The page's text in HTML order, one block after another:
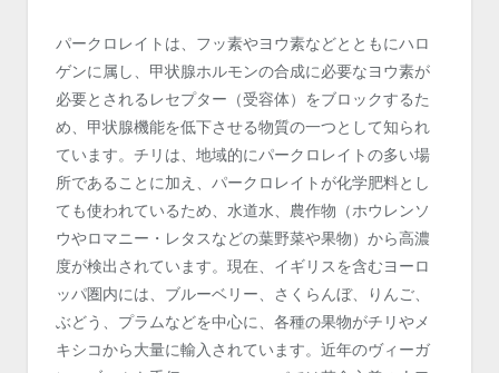
パークロレイトは、フッ素やヨウ素などとともにハロ
ゲンに属し、甲状腺ホルモンの合成に必要なヨウ素が
必要とされるレセプター（受容体）をブロックするた
め、甲状腺機能を低下させる物質の一つとして知られ
ています。チリは、地域的にパークロレイトの多い場
所であることに加え、パークロレイトが化学肥料とし
ても使われているため、水道水、農作物（ホウレンソ
ウやロマニー・レタスなどの葉野菜や果物）から高濃
度が検出されています。現在、イギリスを含むヨーロ
ッパ圏内には、ブルーベリー、さくらんぼ、りんご、
ぶどう、プラムなどを中心に、各種の果物がチリやメ
キシコから大量に輸入されています。近年のヴィーガ